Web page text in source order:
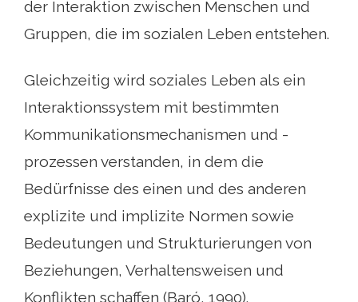
der Interaktion zwischen Menschen und
Gruppen, die im sozialen Leben entstehen.
Gleichzeitig wird soziales Leben als ein
Interaktionssystem mit bestimmten
Kommunikationsmechanismen und -
prozessen verstanden, in dem die
Bedürfnisse des einen und des anderen
explizite und implizite Normen sowie
Bedeutungen und Strukturierungen von
Beziehungen, Verhaltensweisen und
Konflikten schaffen (Baró, 1990).